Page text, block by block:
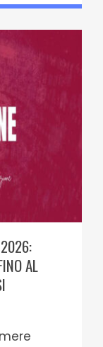
2026:
AL